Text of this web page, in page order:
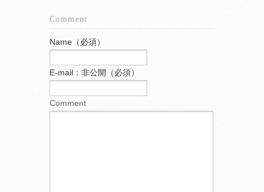
Comment
Name（必須）
E-mail：非公開（必須）
Comment